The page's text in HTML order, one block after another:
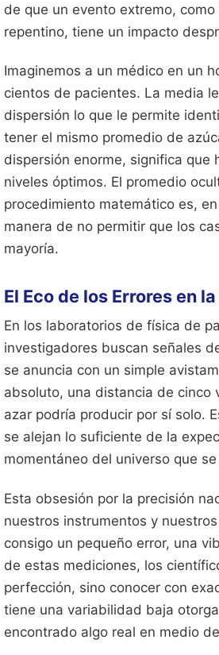
de que un evento extremo,
repentino, tiene un impacto
Imaginemos a un médico en un
cientos de pacientes. La media
dispersión lo que le permite
tener el mismo promedio de
dispersión enorme, significa que
niveles óptimos. El promedio
procedimiento matemático es,
manera de no permitir que los
mayoría.
El Eco de los Errores en
En los laboratorios de física de
investigadores buscan señales
se anuncia con un simple
absoluto, una distancia de cinco
azar podría producir por sí solo.
se alejan lo suficiente de la
momentáneo del universo que
Esta obsesión por la precisión
nuestros instrumentos y
consigo un pequeño error, una
de estas mediciones, los
perfección, sino conocer con
tiene una variabilidad baja
encontrado algo real en medio